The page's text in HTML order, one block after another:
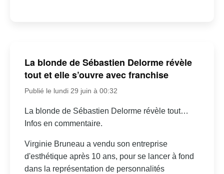
La blonde de Sébastien Delorme révèle
tout et elle s’ouvre avec franchise
Publié le lundi 29 juin à 00:32
La blonde de Sébastien Delorme révèle tout…
Infos en commentaire.
Virginie Bruneau a vendu son entreprise
d'esthétique après 10 ans, pour se lancer à fond
dans la représentation de personnalités